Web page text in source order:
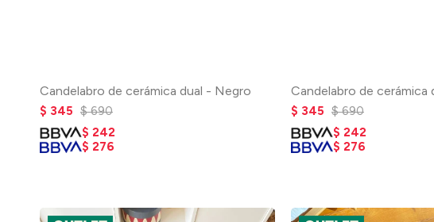
Candelabro de cerámica dual - Negro
$ 345 $ 690
$ 242
$ 276
Candelabro de cerámica
$ 345 $ 690
$ 242
$ 276